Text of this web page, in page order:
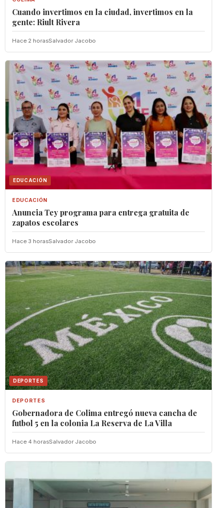
Cuando invertimos en la ciudad, invertimos en la
gente: Riult Rivera
Hace 2 horasSalvador Jacobo
EDUCACIÓN
EDUCACIÓN
‎Anuncia Tey programa para entrega gratuita de
zapatos escolares
Hace 3 horasSalvador Jacobo
DEPORTES
DEPORTES
Gobernadora de Colima entregó nueva cancha de
futbol 5 en la colonia La Reserva de La Villa
Hace 4 horasSalvador Jacobo